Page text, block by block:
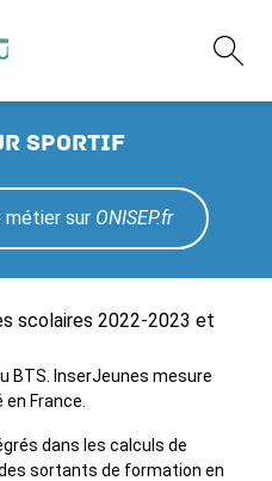
sportif
métier sur ONISEP.fr
scolaires 2022-2023 et
BTS. InserJeunes mesure
France.
dans les calculs de
sortants de formation en